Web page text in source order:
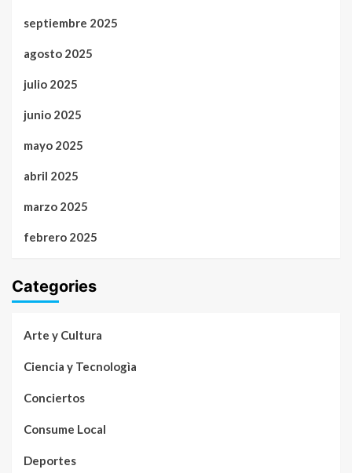
septiembre 2025
agosto 2025
julio 2025
junio 2025
mayo 2025
abril 2025
marzo 2025
febrero 2025
Categories
Arte y Cultura
Ciencia y Tecnologìa
Conciertos
Consume Local
Deportes